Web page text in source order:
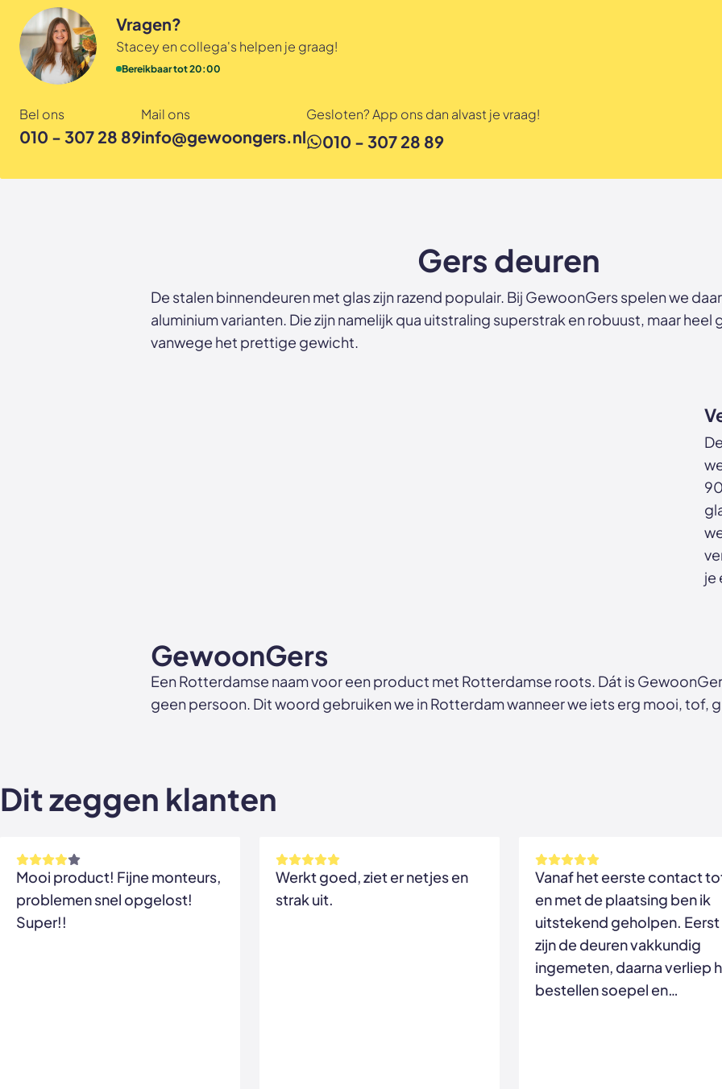
Vragen?
Stacey en collega's helpen je graag!
Bereikbaar tot 20:00
Bel ons
010 - 307 28 89
Mail ons
info@gewoongers.nl
Gesloten? App ons dan alvast je vraag!
010 - 307 28 89
Gers deuren
De stalen binnendeuren met glas zijn razend populair. Bij GewoonGers spelen we
aluminium varianten. Die zijn namelijk qua uitstraling superstrak en robuust, maar
vanwege het prettige gewicht.
je
GewoonGers
Een Rotterdamse naam voor een product met Rotterdamse roots. Dát is
geen persoon. Dit woord gebruiken we in Rotterdam wanneer we iets erg mooi, tof,
Dit zeggen klanten
Mooi product! Fijne monteurs,
problemen snel opgelost!
Super!!
Werkt goed, ziet er netjes en
strak uit.
Vanaf het eerste contact
en met de plaatsing ben ik
uitstekend geholpen. Eerst
zijn de deuren vakkundig
ingemeten, daarna verliep
bestellen soepel en